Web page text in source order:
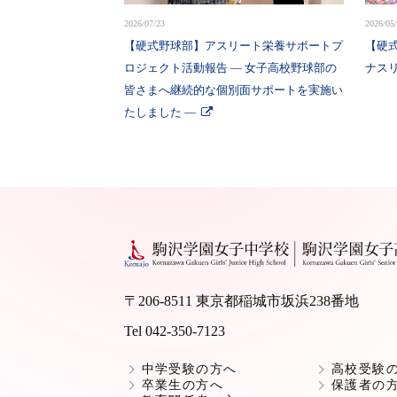
2026/07/23
【硬式野球部】アスリート栄養サポートプ
ロジェクト活動報告 ― 女子高校野球部の
皆さまへ継続的な個別面サポートを実施い
たしました ―
2026/
【硬
ナス
〒206-8511 東京都稲城市坂浜238番地
Tel 042-350-7123
中学受験の方へ
高校受験
卒業生の方へ
保護者の